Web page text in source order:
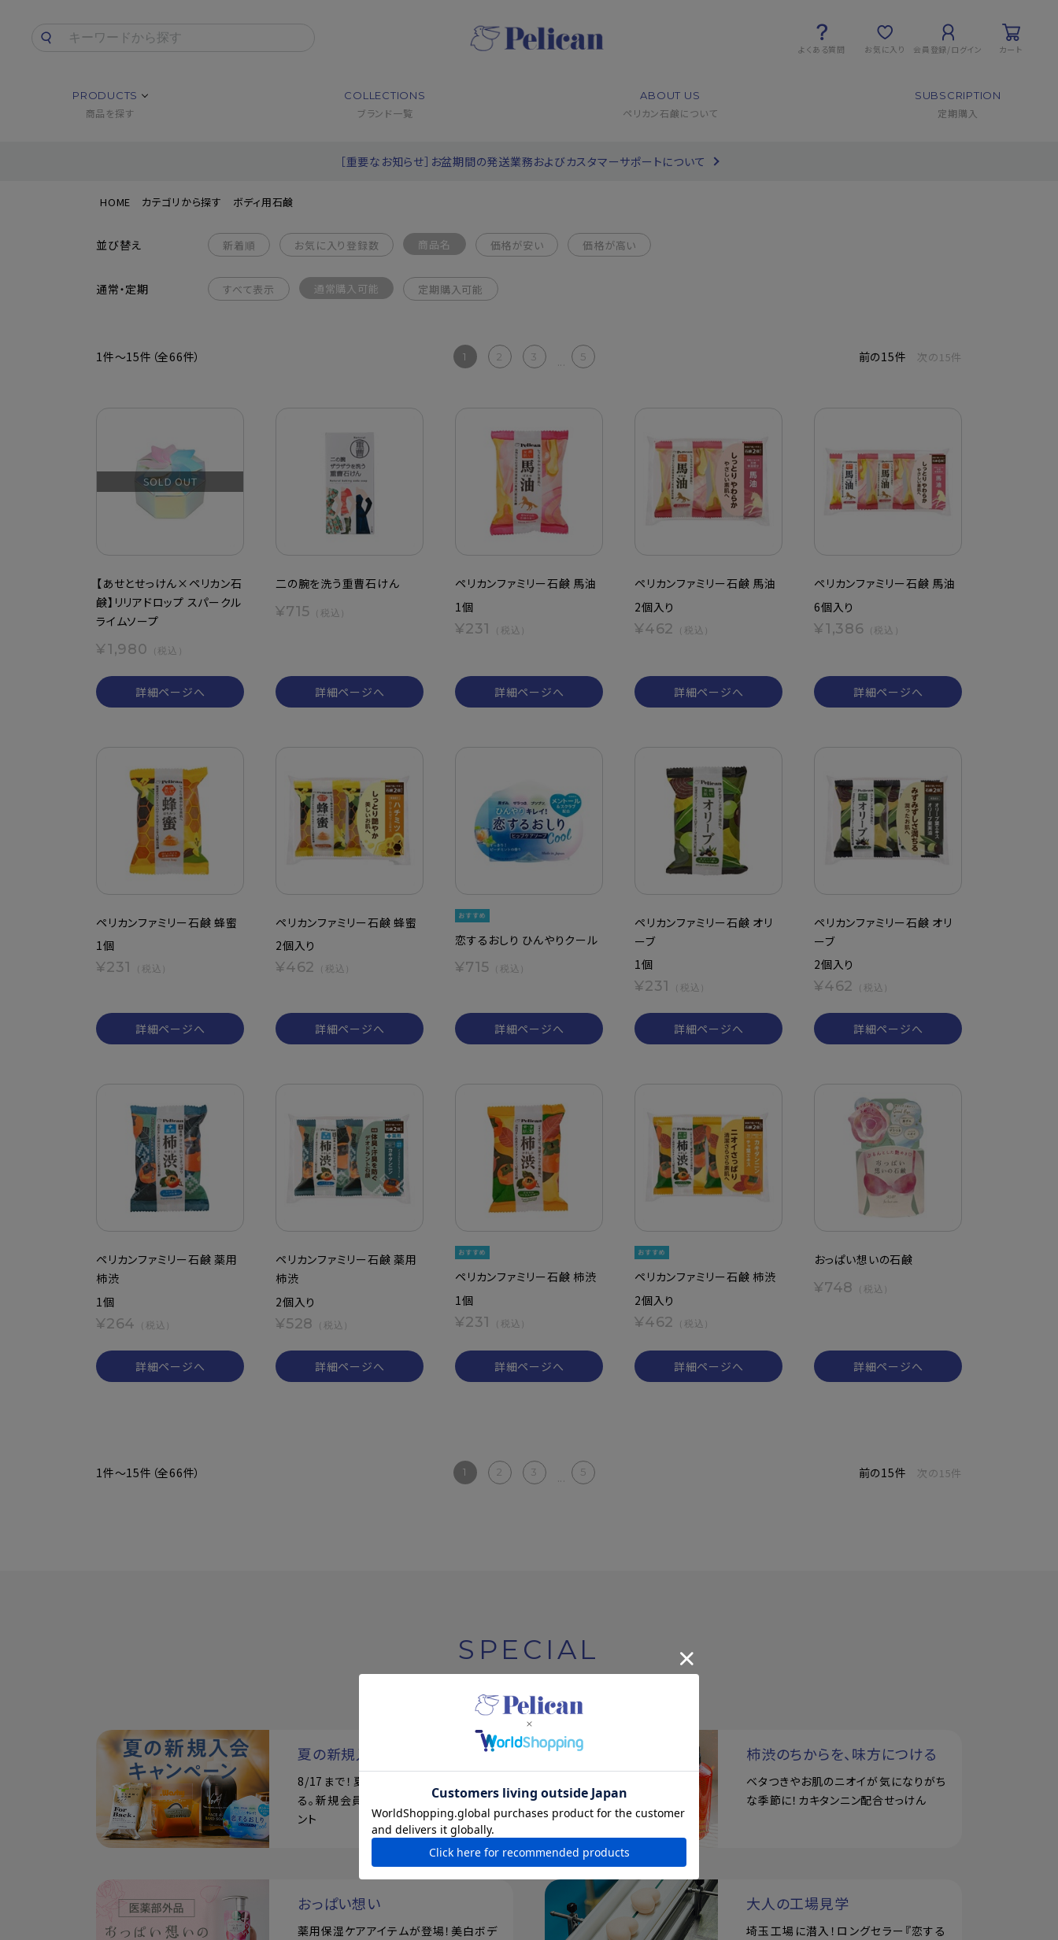
よくある質問 お気に入り 会員登録/ログイン カート
PRODUCTS
商品を探す
COLLECTIONS
ブランド一覧
ABOUT US
ペリカン石鹸について
SUBSCRIPTION
定期購入
［重要なお知らせ］お盆期間の発送業務およびカスタマーサポートについて
HOME カテゴリから探す ボディ用石鹸
並び替え 新着順 お気に入り登録数 商品名 価格が安い 価格が高い
通常・定期 すべて表示 通常購入可能 定期購入可能
1件～15件（全66件） 1 2 3 ... 5 前の15件 次の15件
SOLD OUT
【あせとせっけん×ペリカン石
鹸】リリアドロップ スパークル
ライムソープ
¥1,980 （税込）
詳細ページへ
二の腕を洗う重曹石けん
¥715 （税込）
詳細ページへ
ペリカンファミリー石鹸 馬油
1個
¥231 （税込）
詳細ページへ
ペリカンファミリー石鹸 馬油
2個入り
¥462 （税込）
詳細ページへ
ペリカンファミリー石鹸 馬油
6個入り
¥1,386 （税込）
詳細ページへ
ペリカンファミリー石鹸 蜂蜜
1個
¥231 （税込）
詳細ページへ
ペリカンファミリー石鹸 蜂蜜
2個入り
¥462 （税込）
詳細ページへ
恋するおしり ひんやりクール
¥715 （税込）
詳細ページへ
ペリカンファミリー石鹸 オリ
ーブ
1個
¥231 （税込）
詳細ページへ
ペリカンファミリー石鹸 オリ
ーブ
2個入り
¥462 （税込）
詳細ページへ
ペリカンファミリー石鹸 薬用
柿渋
1個
¥264 （税込）
詳細ページへ
ペリカンファミリー石鹸 薬用
柿渋
2個入り
¥528 （税込）
詳細ページへ
ペリカンファミリー石鹸 柿渋
1個
¥231 （税込）
詳細ページへ
ペリカンファミリー石鹸 柿渋
2個入り
¥462 （税込）
詳細ページへ
おっぱい想いの石鹸
¥748 （税込）
詳細ページへ
1件～15件（全66件） 1 2 3 5 前の15件 次の15件
SPECIAL
夏の新規入会キャンペーン
8/17まで！夏の素肌を、もっと好きにな
る。新規会員登録で500ポイントプレゼ
ント
柿渋のちからを、味方につける
ベタつきやお肌のニオイが気になりがち
な季節に！カキタンニン配合せっけん
おっぱい想い
薬用保湿ケアアイテムが登場！美白ボデ
大人の工場見学
埼玉工場に潜入！ロングセラー『恋する